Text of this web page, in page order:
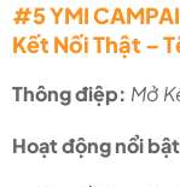
#5 YMI
Kết Nối Thật –
Thông điệp: Mở
Hoạt động nổi